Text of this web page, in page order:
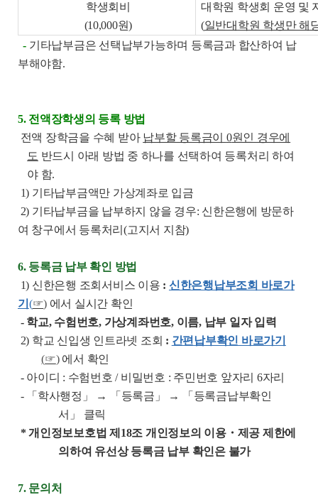
학생회비
(10,000원)
대학원 학생회 운영 및
(일반대학원 학생만 해
- 기타납부금은 선택납부가능하며 등록금과 합산하여 납
부해야함.
5. 전액장학생의 등록 방법
전액 장학금을 수혜 받아 납부할 등록금이 0원인 경우에
도 반드시 아래 방법 중 하나를 선택하여 등록처리 하여
야 함.
1) 기타납부금액만 가상계좌로 입금
2) 기타납부금을 납부하지 않을 경우: 신한은행에 방문하
여 창구에서 등록처리(고지서 지참)
6. 등록금 납부 확인 방법
1) 신한은행 조회서비스 이용 : 신한은행납부조회 바로가
기 (☞) 에서 실시간 확인
- 학교, 수험번호, 가상계좌번호, 이름, 납부 일자 입력
2) 학교 신입생 인트라넷 조회 : 간편납부확인 바로가기
(☞) 에서 확인
- 아이디 : 수험번호/ 비밀번호 : 주민번호 앞자리 6자리
-
「학사행정」 → 「등록금」 → 「등록금납부확인
서」 클릭
* 개인정보보호법 제18조 개인정보의 이용・제공 제한에
의하여 유선상 등록금 납부 확인은 불가
7. 문의처